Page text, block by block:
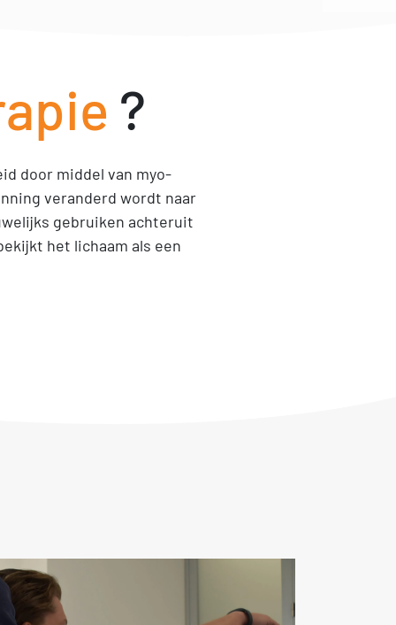
?
door middel van myo-
veranderd wordt naar
gebruiken achteruit
het lichaam als een